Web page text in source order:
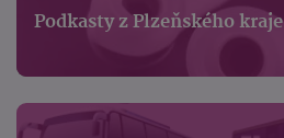
Podkasty z Plzeňského kraje